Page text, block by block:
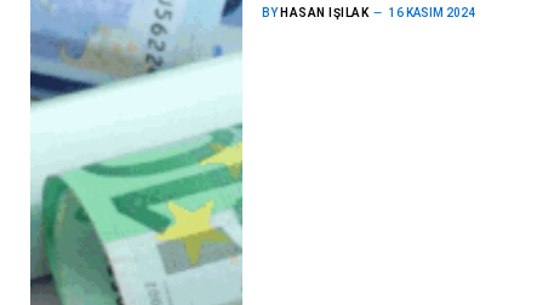
BY HASAN IŞILAK 16 KASIM 2024